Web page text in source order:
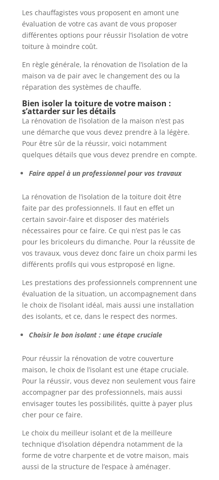
Les chauffagistes vous proposent en amont une
évaluation de votre cas avant de vous proposer
différentes options pour réussir l’isolation de votre
toiture à moindre coût.
En règle générale, la rénovation de l’isolation de la
maison va de pair avec le changement des ou la
réparation des systèmes de chauffe.
Bien isoler la toiture de votre maison :
s’attarder sur les détails
La rénovation de l’isolation de la maison n’est pas
une démarche que vous devez prendre à la légère.
Pour être sûr de la réussir, voici notamment
quelques détails que vous devez prendre en compte.
Faire appel à un professionnel pour vos travaux
La rénovation de l’isolation de la toiture doit être
faite par des professionnels. Il faut en effet un
certain savoir-faire et disposer des matériels
nécessaires pour ce faire. Ce qui n’est pas le cas
pour les bricoleurs du dimanche. Pour la réussite de
vos travaux, vous devez donc faire un choix parmi les
différents profils qui vous estproposé en ligne.
Les prestations des professionnels comprennent une
évaluation de la situation, un accompagnement dans
le choix de l’isolant idéal, mais aussi une installation
des isolants, et ce, dans le respect des normes.
Choisir le bon isolant : une étape cruciale
Pour réussir la rénovation de votre couverture
maison, le choix de l’isolant est une étape cruciale.
Pour la réussir, vous devez non seulement vous faire
accompagner par des professionnels, mais aussi
envisager toutes les possibilités, quitte à payer plus
cher pour ce faire.
Le choix du meilleur isolant et de la meilleure
technique d’isolation dépendra notamment de la
forme de votre charpente et de votre maison, mais
aussi de la structure de l’espace à aménager.